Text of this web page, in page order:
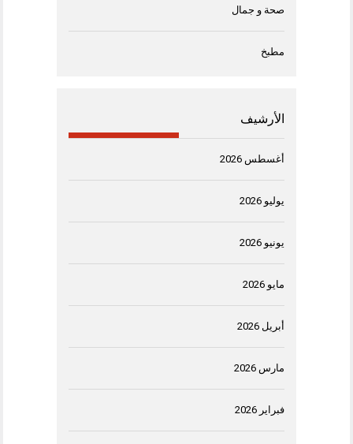
صحة و جمال
مطبخ
الأرشيف
أغسطس 2026
يوليو 2026
يونيو 2026
مايو 2026
أبريل 2026
مارس 2026
فبراير 2026